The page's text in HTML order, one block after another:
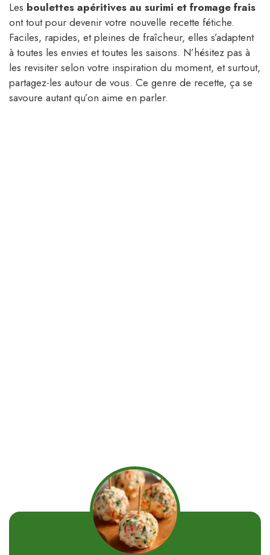
Les boulettes apéritives au surimi et fromage frais
ont tout pour devenir votre nouvelle recette fétiche.
Faciles, rapides, et pleines de fraîcheur, elles s’adaptent
à toutes les envies et toutes les saisons. N’hésitez pas à
les revisiter selon votre inspiration du moment, et surtout,
partagez-les autour de vous. Ce genre de recette, ça se
savoure autant qu’on aime en parler.